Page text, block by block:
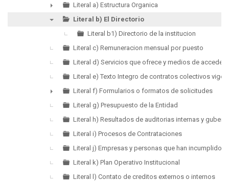
►
Literal a) Estructura Organica
Literal b) El Directorio
Literal b1) Directorio de la institucion
Literal c) Remuneracion mensual por puesto
Literal d) Servicios que ofrece y medios de acceder
Literal e) Texto Integro de contratos colectivos
►
Literal f) Formularios o formatos de solicitudes
Literal g) Presupuesto de la Entidad
Literal h) Resultados de auditorias internas y
Literal i) Procesos de Contrataciones
Literal j) Empresas y personas que han incumplido
Literal k) Plan Operativo Institucional
Literal l) Contato de creditos externos o internos